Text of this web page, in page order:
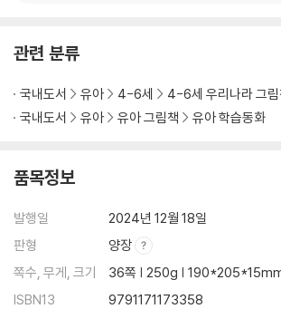
관련 분류
국내도서 유아 4-6세
4-6세 우리나라 그림
국내도서
유아 유아 그림책 유아 학습동화
품목정보
발행일
2024년 12월 18일
판형
양장
쪽수, 무게, 크기
36쪽 | 250g |
ISBN13
9791171173358